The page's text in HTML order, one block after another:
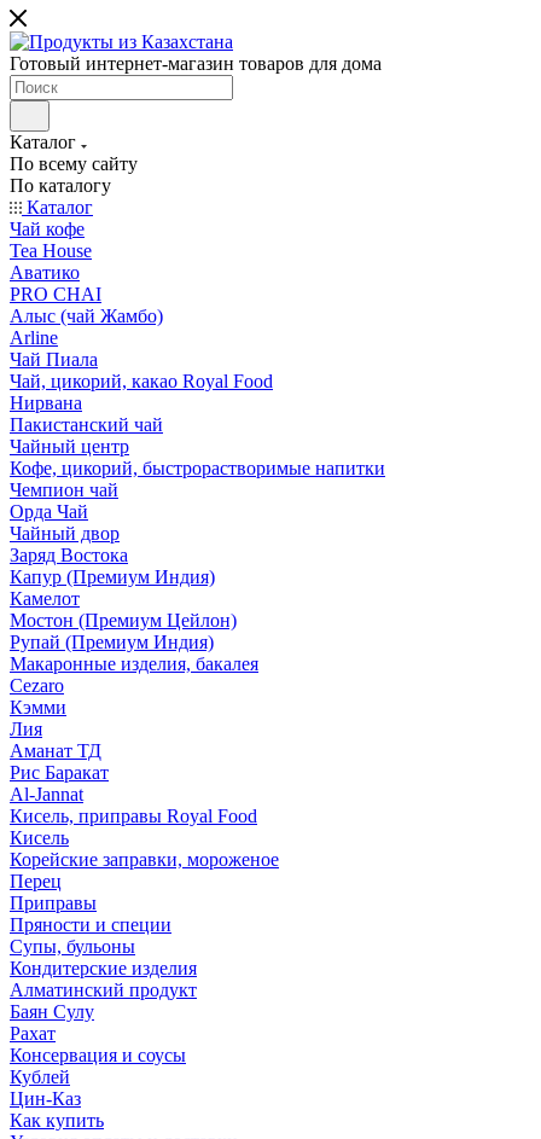
Готовый интернет-магазин товаров для дома
Каталог
По всему сайту
По каталогу
Каталог
Чай кофе
Tea House
Аватико
PRO CHAI
Алыс (чай Жамбо)
Arline
Чай Пиала
Чай, цикорий, какао Royal Food
Нирвана
Пакистанский чай
Чайный центр
Кофе, цикорий, быстрорастворимые напитки
Чемпион чай
Орда Чай
Чайный двор
Заряд Востока
Капур (Премиум Индия)
Камелот
Мостон (Премиум Цейлон)
Рупай (Премиум Индия)
Макаронные изделия, бакалея
Cezaro
Кэмми
Лия
Аманат ТД
Рис Баракат
Al-Jannat
Кисель, приправы Royal Food
Кисель
Корейские заправки, мороженое
Перец
Приправы
Пряности и специи
Супы, бульоны
Кондитерские изделия
Алматинский продукт
Баян Сулу
Рахат
Консервация и соусы
Кублей
Цин-Каз
Как купить